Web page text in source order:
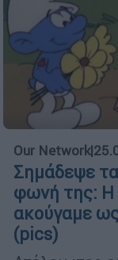
Our Network|
Σημάδεψε
φωνή της: Η
ακούγαμε
(pics)